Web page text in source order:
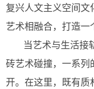
复兴人文主义空间
艺术相融合，打造一
当艺术与生活接
砖艺术碰撞，一系
开。在这里，既有质